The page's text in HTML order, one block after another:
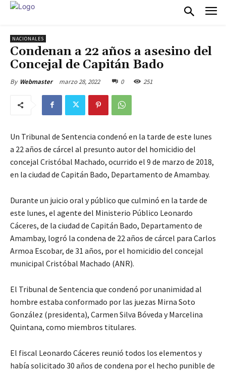
NACIONALES
Condenan a 22 años a asesino del
Concejal de Capitán Bado
By Webmaster marzo 28, 2022 0 251
Un Tribunal de Sentencia condenó en la tarde de este lunes
a 22 años de cárcel al presunto autor del homicidio del
concejal Cristóbal Machado, ocurrido el 9 de marzo de 2018,
en la ciudad de Capitán Bado, Departamento de Amambay.
Durante un juicio oral y público que culminó en la tarde de
este lunes, el agente del Ministerio Público Leonardo
Cáceres, de la ciudad de Capitán Bado, Departamento de
Amambay, logró la condena de 22 años de cárcel para Carlos
Armoa Escobar, de 31 años, por el homicidio del concejal
municipal Cristóbal Machado (ANR).
El Tribunal de Sentencia que condenó por unanimidad al
hombre estaba conformado por las juezas Mirna Soto
González (presidenta), Carmen Silva Bóveda y Marcelina
Quintana, como miembros titulares.
El fiscal Leonardo Cáceres reunió todos los elementos y
había solicitado 30 años de condena por el hecho punible de